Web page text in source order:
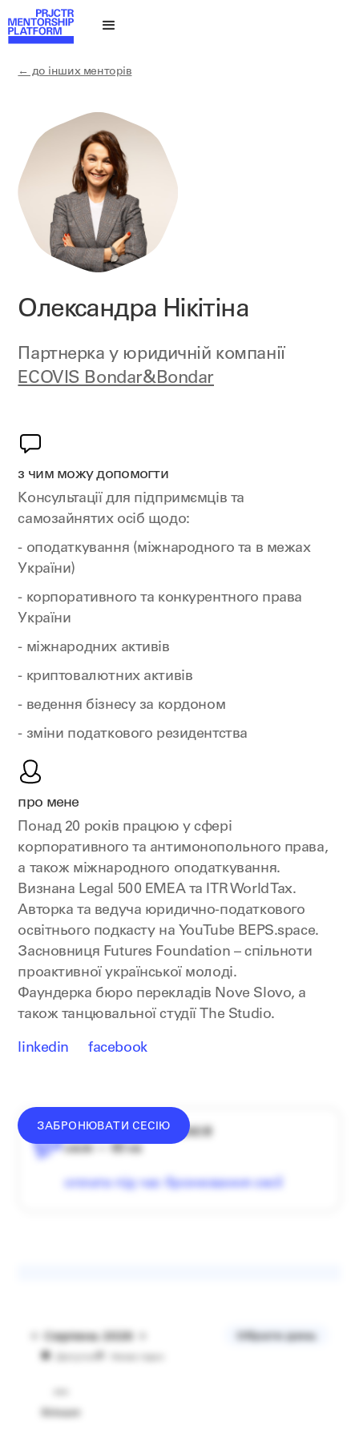
← до інших менторів
Олександра Нікітіна
Партнерка у юридичній компанії
ECOVIS Bondar&Bondar
з чим можу допомогти
Консультації для підпримємців та
самозайнятих осіб щодо:
- оподаткування (міжнародного та в межах
України)
- корпоративного та конкурентного права
України
- міжнародних активів
- криптовалютних активів
- ведення бізнесу за кордоном
- зміни податкового резидентства
про мене
Понад 20 років працюю у сфері
корпоративного та антимонопольного права,
а також міжнародного оподаткування.
Визнана Legal 500 EMEA та ITR World Tax.
Авторка та ведуча юридично-податкового
освітнього подкасту на YouTube BEPS.space.
Засновниця Futures Foundation – спільноти
проактивної української молоді.
Фаундерка бюро перекладів Nove Slovo, а
також танцювальної студії The Studio.
linkedin facebook
ЗАБРОНЮВАТИ СЕСІЮ
середній донат — 1340 ₴
сесія — 60 хв
оплата під час бронювання сесії